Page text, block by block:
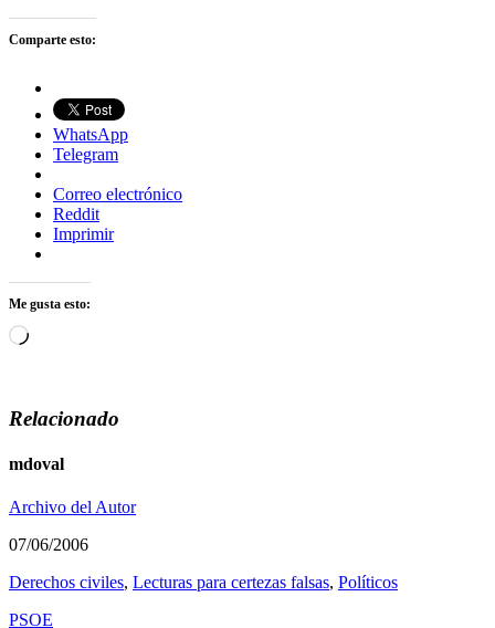
Comparte esto:
WhatsApp
Telegram
Correo electrónico
Reddit
Imprimir
Me gusta esto:
Cargando...
Relacionado
mdoval
Archivo del Autor
07/06/2006
Derechos civiles, Lecturas para certezas falsas, Polí­ticos
PSOE